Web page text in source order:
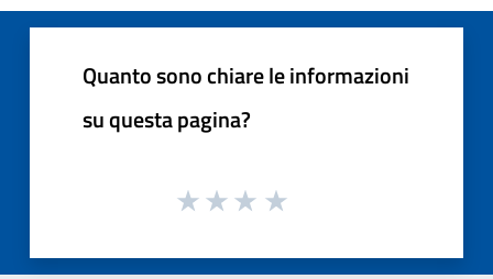
Quanto sono chiare le informazioni
su questa pagina?